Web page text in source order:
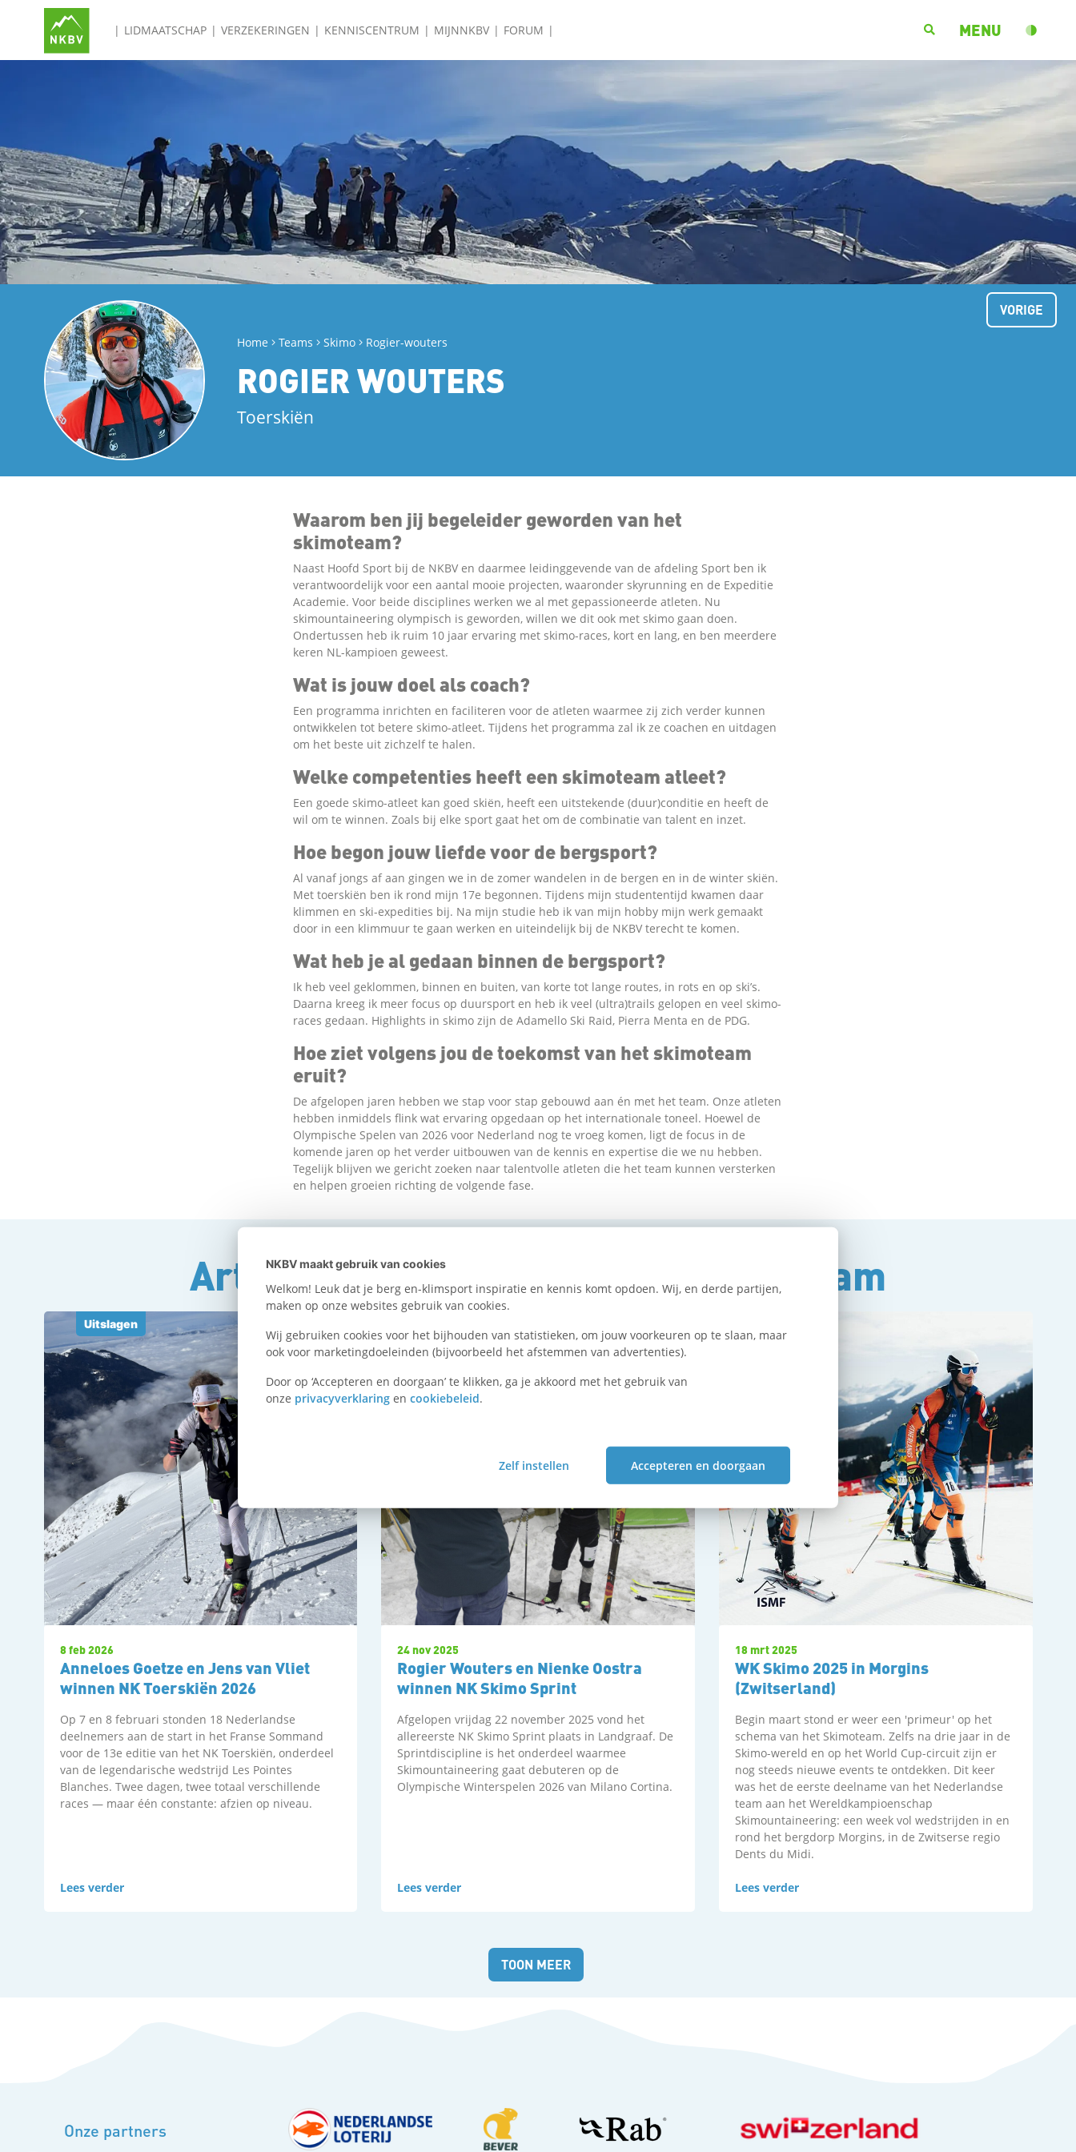
NKBV maakt gebruik van cookies
Welkom! Leuk dat je berg en-klimsport inspiratie en kennis komt opdoen. Wij, en derde partijen,
maken op onze websites gebruik van cookies.
Wij gebruiken cookies voor het bijhouden van statistieken, om jouw voorkeuren op te slaan, maar
ook voor marketingdoeleinden (bijvoorbeeld het afstemmen van advertenties).
Door op ‘Accepteren en doorgaan’ te klikken, ga je akkoord met het gebruik van
onze privacyverklaring en cookiebeleid.
Zelf instellen Accepteren en doorgaan
LIDMAATSCHAP VERZEKERINGEN KENNISCENTRUM MIJNNKBV FORUM MENU
VORIGE
Home Teams Skimo Rogier-wouters
ROGIER WOUTERS
Toerskiën
Waarom ben jij begeleider geworden van het
skimoteam?
Naast Hoofd Sport bij de NKBV en daarmee leidinggevende van de afdeling Sport ben ik
verantwoordelijk voor een aantal mooie projecten, waaronder skyrunning en de Expeditie
Academie. Voor beide disciplines werken we al met gepassioneerde atleten. Nu
skimountaineering olympisch is geworden, willen we dit ook met skimo gaan doen.
Ondertussen heb ik ruim 10 jaar ervaring met skimo-races, kort en lang, en ben meerdere
keren NL-kampioen geweest.
Wat is jouw doel als coach?
Een programma inrichten en faciliteren voor de atleten waarmee zij zich verder kunnen
ontwikkelen tot betere skimo-atleet. Tijdens het programma zal ik ze coachen en uitdagen
om het beste uit zichzelf te halen.
Welke competenties heeft een skimoteam atleet?
Een goede skimo-atleet kan goed skiën, heeft een uitstekende (duur)conditie en heeft de
wil om te winnen. Zoals bij elke sport gaat het om de combinatie van talent en inzet.
Hoe begon jouw liefde voor de bergsport?
Al vanaf jongs af aan gingen we in de zomer wandelen in de bergen en in de winter skiën.
Met toerskiën ben ik rond mijn 17e begonnen. Tijdens mijn studententijd kwamen daar
klimmen en ski-expedities bij. Na mijn studie heb ik van mijn hobby mijn werk gemaakt
door in een klimmuur te gaan werken en uiteindelijk bij de NKBV terecht te komen.
Wat heb je al gedaan binnen de bergsport?
Ik heb veel geklommen, binnen en buiten, van korte tot lange routes, in rots en op ski’s.
Daarna kreeg ik meer focus op duursport en heb ik veel (ultra)trails gelopen en veel skimo-
races gedaan. Highlights in skimo zijn de Adamello Ski Raid, Pierra Menta en de PDG.
Hoe ziet volgens jou de toekomst van het skimoteam
eruit?
De afgelopen jaren hebben we stap voor stap gebouwd aan én met het team. Onze atleten
hebben inmiddels flink wat ervaring opgedaan op het internationale toneel. Hoewel de
Olympische Spelen van 2026 voor Nederland nog te vroeg komen, ligt de focus in de
komende jaren op het verder uitbouwen van de kennis en expertise die we nu hebben.
Tegelijk blijven we gericht zoeken naar talentvolle atleten die het team kunnen versterken
en helpen groeien richting de volgende fase.
Artikelen over Skimountaineeringteam
Uitslagen
8 feb 2026
Anneloes Goetze en Jens van Vliet
winnen NK Toerskiën 2026
Op 7 en 8 februari stonden 18 Nederlandse
deelnemers aan de start in het Franse Sommand
voor de 13e editie van het NK Toerskiën, onderdeel
van de legendarische wedstrijd Les Pointes
Blanches. Twee dagen, twee totaal verschillende
races — maar één constante: afzien op niveau.
Lees verder
24 nov 2025
Rogier Wouters en Nienke Oostra
winnen NK Skimo Sprint
Afgelopen vrijdag 22 november 2025 vond het
allereerste NK Skimo Sprint plaats in Landgraaf. De
Sprintdiscipline is het onderdeel waarmee
Skimountaineering gaat debuteren op de
Olympische Winterspelen 2026 van Milano Cortina.
Lees verder
18 mrt 2025
WK Skimo 2025 in Morgins
(Zwitserland)
Begin maart stond er weer een 'primeur' op het
schema van het Skimoteam. Zelfs na drie jaar in de
Skimo-wereld en op het World Cup-circuit zijn er
nog steeds nieuwe events te ontdekken. Dit keer
was het de eerste deelname van het Nederlandse
team aan het Wereldkampioenschap
Skimountaineering: een week vol wedstrijden in en
rond het bergdorp Morgins, in de Zwitserse regio
Dents du Midi.
Lees verder
TOON MEER
Onze partners